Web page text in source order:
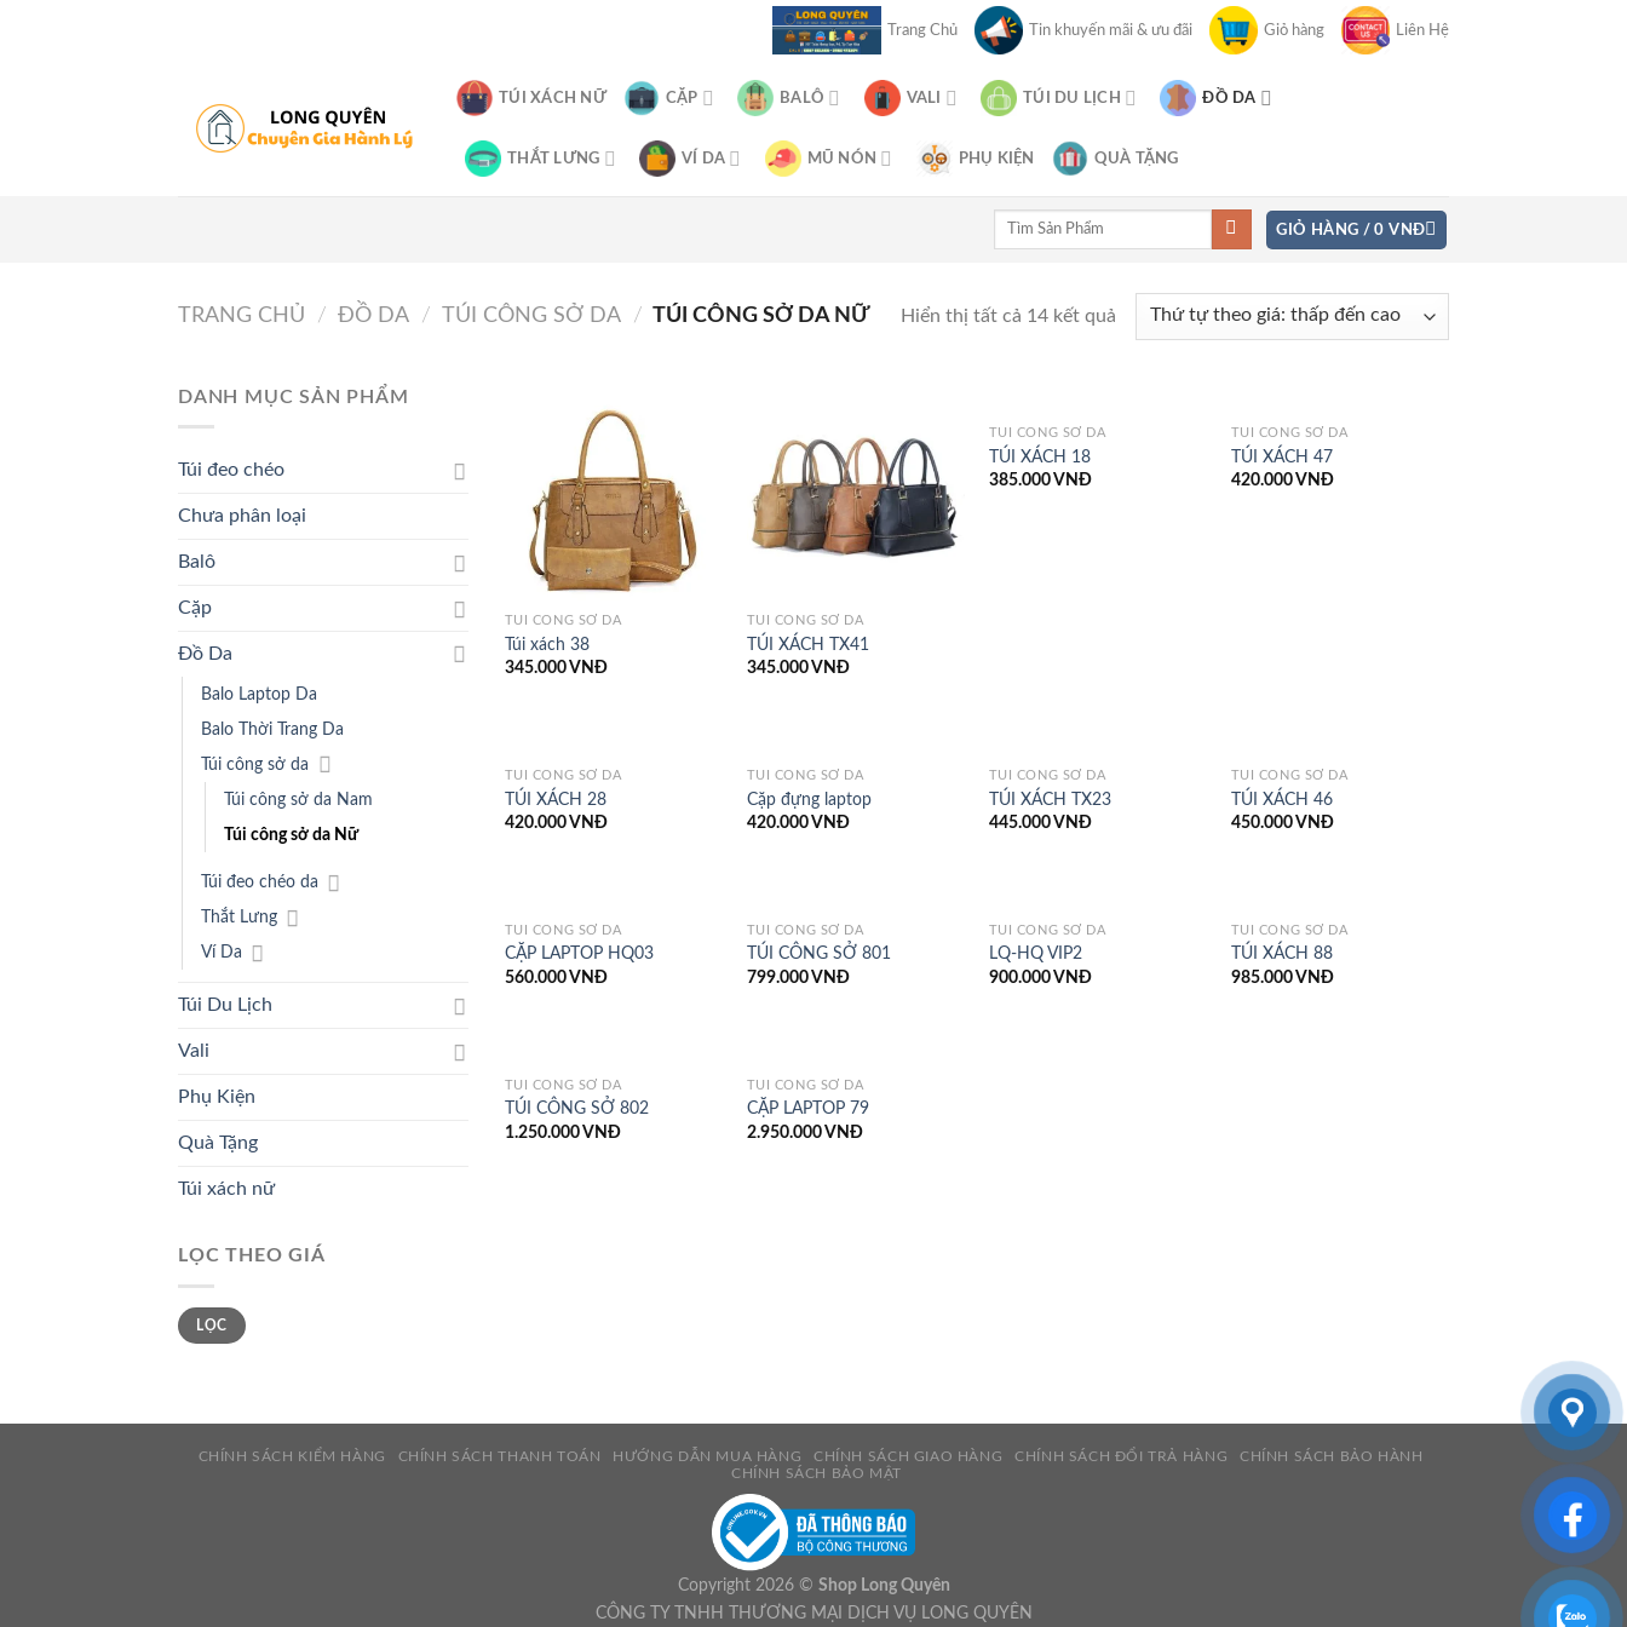
Trang Chủ Tin khuyến mãi & ưu đãi Giỏ hàng Liên Hệ
TÚI XÁCH NỮ CẶP BALÔ VALI TÚI DU LỊCH ĐỒ DA
THẮT LƯNG VÍ DA MŨ NÓN PHỤ KIỆN QUÀ TẶNG
Tìm
GIỎ HÀNG /0VNĐ
TRANG CHỦ / ĐỒ DA / TÚI CÔNG SỞ DA / TÚI CÔNG SỞ DA NỮ Hiển thị tất cả 14 kết quả
DANH MỤC SẢN PHẨM
Túi đeo chéo
Chưa phân loại
Balô
Cặp
Đồ Da
Balo Laptop Da
Balo Thời Trang Da
Túi công sở da
Túi công sở da Nam
Túi công sở da Nữ
Túi đeo chéo da
Thắt Lưng
Ví Da
Túi Du Lịch
Vali
Phụ Kiện
Quà Tặng
Túi xách nữ
LỌC THEO GIÁ
Giá
thấp
nhất
Giá
cao
nhất
LỌC
TÚI CÔNG SỞ DA
Túi xách 38
345.000VNĐ
TÚI CÔNG SỞ DA
TÚI XÁCH TX41
345.000VNĐ
TÚI CÔNG SỞ DA
TÚI XÁCH 18
385.000VNĐ
TÚI CÔNG SỞ DA
TÚI XÁCH 47
420.000VNĐ
TÚI CÔNG SỞ DA
TÚI XÁCH 28
420.000VNĐ
TÚI CÔNG SỞ DA
Cặp đựng laptop
420.000VNĐ
TÚI CÔNG SỞ DA
TÚI XÁCH TX23
445.000VNĐ
TÚI CÔNG SỞ DA
TÚI XÁCH 46
450.000VNĐ
TÚI CÔNG SỞ DA
CẶP LAPTOP HQ03
560.000VNĐ
TÚI CÔNG SỞ DA
TÚI CÔNG SỞ 801
799.000VNĐ
TÚI CÔNG SỞ DA
LQ-HQ VIP2
900.000VNĐ
TÚI CÔNG SỞ DA
TÚI XÁCH 88
985.000VNĐ
TÚI CÔNG SỞ DA
TÚI CÔNG SỞ 802
1.250.000VNĐ
TÚI CÔNG SỞ DA
CẶP LAPTOP 79
2.950.000VNĐ
CHÍNH SÁCH KIỂM HÀNG CHÍNH SÁCH THANH TOÁN HƯỚNG DẪN MUA HÀNG CHÍNH SÁCH GIAO HÀNG CHÍNH SÁCH ĐỔI TRẢ HÀNG
CHÍNH SÁCH BẢO HÀNH
CHÍNH SÁCH BẢO MẬT
Copyright 2026 © Shop Long Quyên
CÔNG TY TNHH THƯƠNG MẠI DỊCH VỤ LONG QUYÊN